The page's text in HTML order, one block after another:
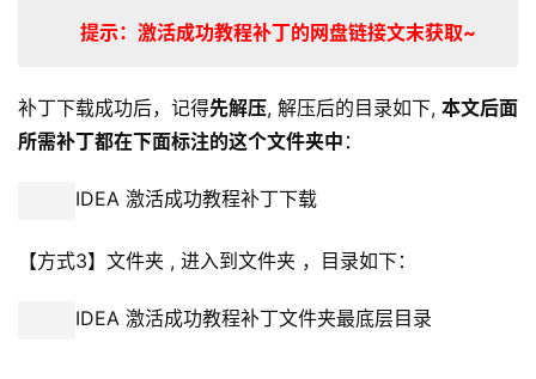
提示：激活成功教程补丁的网盘链接文末获取~
补丁下载成功后，记得先解压, 解压后的目录如下, 本文后面
所需补丁都在下面标注的这个文件夹中 ：
IDEA 激活成功教程补丁下载
【方式3】文件夹 , 进入到文件夹 ，目录如下：
IDEA 激活成功教程补丁文件夹最底层目录